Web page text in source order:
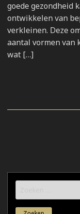
goede gezondheid
ontwikkelen van
verkleinen. Deze
aantal vormen van
wat […]
naar: